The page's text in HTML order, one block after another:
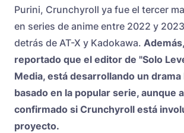
Purini, Crunchyroll ya fue el tercer
en series de anime entre 2022 y
detrás de AT-X y Kadokawa.
reportado que el editor de "Solo
Media, está desarrollando un
basado en la popular serie, aunque
confirmado si Crunchyroll está
proyecto.